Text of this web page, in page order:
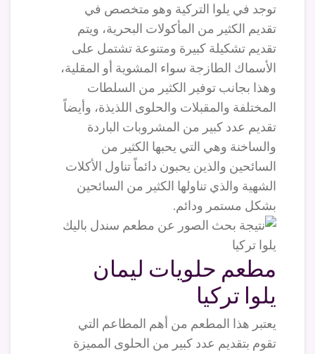
توجد في يلوا التركية وهو متخصص في
تقديم الكثير من المأكولات البحرية، ويتم
تقديم تشكيلة كبيرة ومتنوعة تشتمل على
الأسماك الطازجة سواء المشوية أو المقلية،
وهذا بجانب توفير الكثير من السلطات
المختلفة والمقبلات والحلوى اللذيذة، وأيضاً
تقديم عدد كبير من المشروبات الباردة
والساخنة وهي التي يحبها الكثير من
السائحين والذين يحبون دائماً تناول الأكلات
الشهية والذي تناولها الكثير من السائحين
بشكل مستمر ودائم.
مطعم حلويات ليمان
يلوا تركيا
يعتبر هذا المطعم من أهم المطاعم التي
تقوم بتقديم عدد كبير من الحلوى المميزة